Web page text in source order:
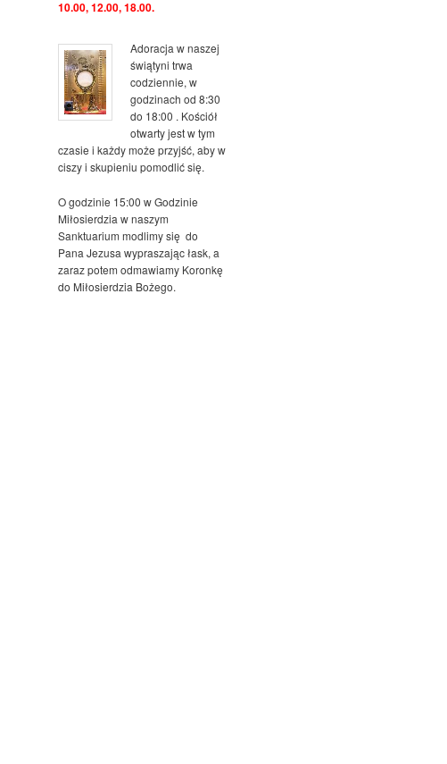
10.00, 12.00, 18.00.
Adoracja w naszej
świątyni trwa
codziennie, w
godzinach od 8:30
do 18:00 . Kościół
otwarty jest w tym
czasie i każdy może przyjść, aby w
ciszy i skupieniu pomodlić się.
O godzinie 15:00 w Godzinie
Miłosierdzia w naszym
Sanktuarium modlimy się do
Pana Jezusa wypraszając łask, a
zaraz potem odmawiamy Koronkę
do Miłosierdzia Bożego.